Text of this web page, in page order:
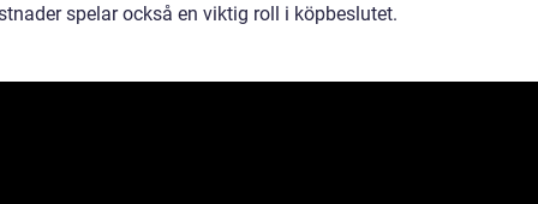
spelar också en viktig roll i köpbeslutet.